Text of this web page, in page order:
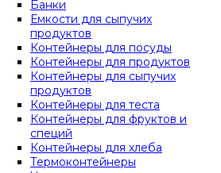
Банки
Емкости для сыпучих
продуктов
Контейнеры для посуды
Контейнеры для продуктов
Контейнеры для сыпучих
продуктов
Контейнеры для теста
Контейнеры для фруктов и
специй
Контейнеры для хлеба
Термоконтейнеры